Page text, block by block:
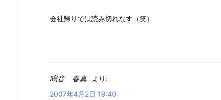
会社帰りでは読み切れなす（笑）
鳴音 春真
より:
2007年4月2日 19:40